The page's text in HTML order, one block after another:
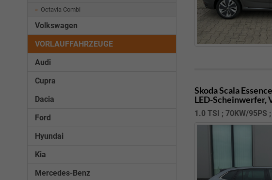
Skoda Scala
LED-Scheinwerfer,
1.0 TSI ; 70KW/95PS
Octavia Combi
Volkswagen
VORLAUFFAHRZEUGE
Audi
Cupra
Dacia
Ford
Hyundai
Kia
Mercedes-Benz